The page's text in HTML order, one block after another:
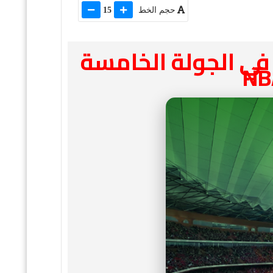
حجم الخط 15
في الجولة الخامسة